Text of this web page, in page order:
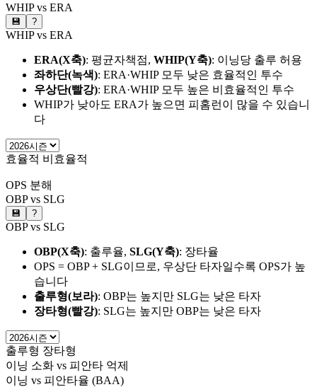
WHIP vs ERA
💾 ?
WHIP vs ERA
ERA(X축): 평균자책점, WHIP(Y축): 이닝당 출루 허용
좌하단(녹색): ERA·WHIP 모두 낮은 효율적인 투수
우상단(빨강): ERA·WHIP 모두 높은 비효율적인 투수
WHIP가 낮아도 ERA가 높으면 피홈런이 많을 수 있습니
다
효율적 비효율적
OPS 분해
OBP vs SLG
💾 ?
OBP vs SLG
OBP(X축): 출루율, SLG(Y축): 장타율
OPS = OBP + SLG이므로, 우상단 타자일수록 OPS가 높
습니다
출루형(보라): OBP는 높지만 SLG는 낮은 타자
장타형(빨강): SLG는 높지만 OBP는 낮은 타자
출루형 장타형
이닝 소화 vs 피안타 억제
이닝 vs 피안타율 (BAA)